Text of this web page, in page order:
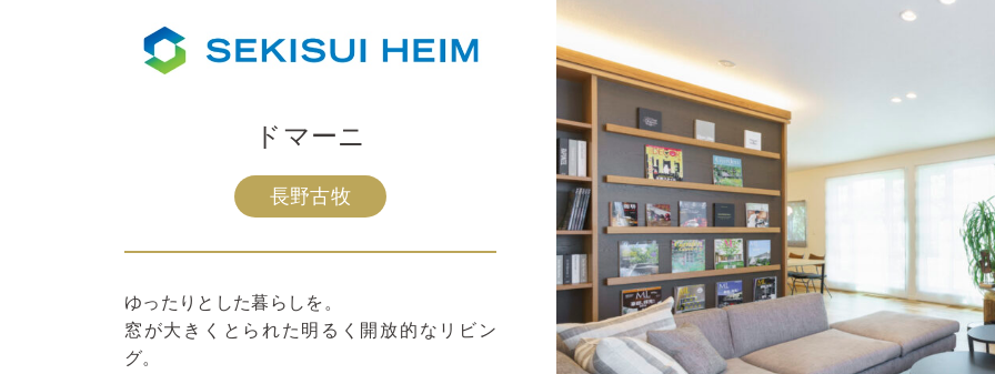
ドマーニ
長野古牧
ゆったりとした暮らしを。
窓が大きくとられた明るく開放的なリビン
グ。